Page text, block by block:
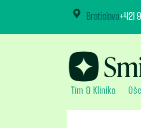
Bratislava+421
Tím & Klinika